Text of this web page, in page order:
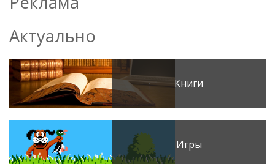
Актуально
Книги
Игры